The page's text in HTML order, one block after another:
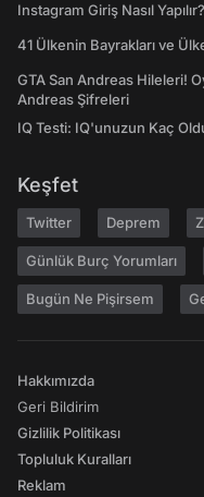
Instagram Giriş Nasıl
41 Ülkenin Bayrakları ve
GTA San Andreas Hileleri!
Andreas Şifreleri
IQ Testi: IQ'unuzun Kaç
Keşfet
Twitter Deprem
Günlük Burç Yorumları
Bugün Ne Pişirsem
Hakkımızda
Geri Bildirim
Gizlilik Politikası
Topluluk Kuralları
Reklam